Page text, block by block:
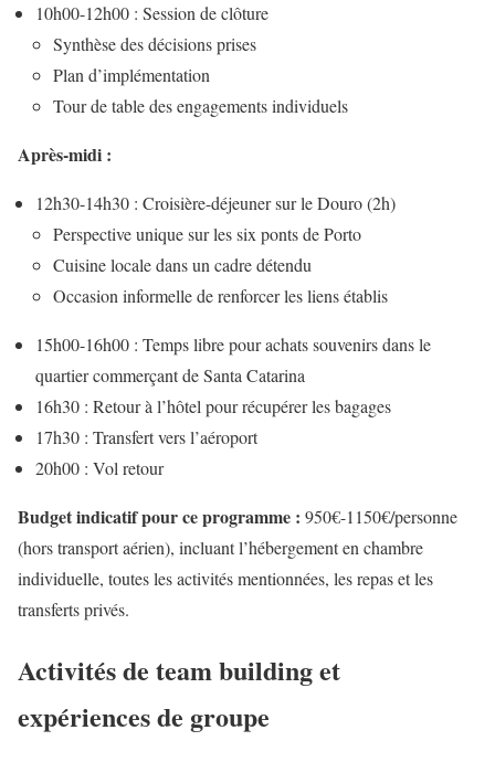
10h00-12h00 : Session de clôture
Synthèse des décisions prises
Plan d’implémentation
Tour de table des engagements individuels
Après-midi :
12h30-14h30 : Croisière-déjeuner sur le Douro (2h)
Perspective unique sur les six ponts de Porto
Cuisine locale dans un cadre détendu
Occasion informelle de renforcer les liens établis
15h00-16h00 : Temps libre pour achats souvenirs dans le
quartier commerçant de Santa Catarina
16h30 : Retour à l’hôtel pour récupérer les bagages
17h30 : Transfert vers l’aéroport
20h00 : Vol retour
Budget indicatif pour ce programme : 950€-1150€/personne
(hors transport aérien), incluant l’hébergement en chambre
individuelle, toutes les activités mentionnées, les repas et les
transferts privés.
Activités de team building et
expériences de groupe